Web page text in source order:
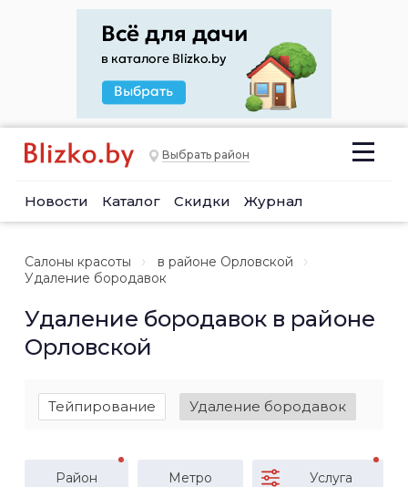
Выбрать район
Новости Каталог Скидки Журнал
Салоны красоты
в районе Орловской
Удаление бородавок
Удаление бородавок в районе
Орловской
Тейпирование Удаление бородавок
Район Метро Услуга